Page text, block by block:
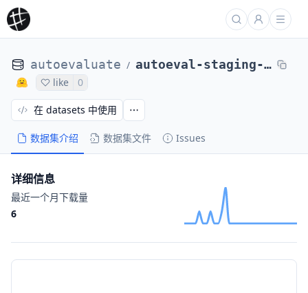
autoevaluate / autoeval-staging-eval-project-xsum-bac77b7b-10245355
like 0
数据集介绍 数据集文件 Issues
在 datasets 中使用
详细信息
最近一个月下载量
6